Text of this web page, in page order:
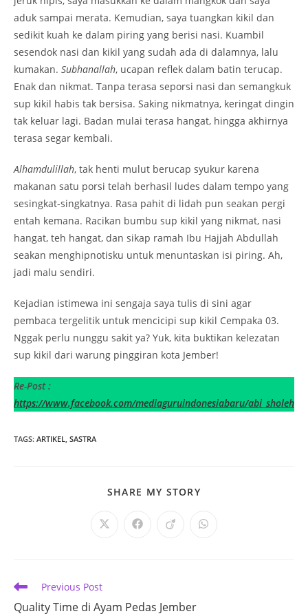
aduk sampai merata. Kemudian, saya tuangkan kikil dan
sedikit kuah ke dalam piring yang berisi nasi. Kuambil
sesendok nasi dan kikil yang sudah ada di dalamnya, lalu
kumakan. Subhanallah, ucapan reflek dalam batin terucap.
Enak dan nikmat. Tanpa terasa seporsi nasi dan semangkuk
sup kikil habis tak bersisa. Saking nikmatnya, keringat dingin
tak keluar lagi. Badan mulai terasa hangat, hingga akhirnya
terasa segar kembali.
Alhamdulillah, tak henti mulut berucap syukur karena
makanan satu porsi telah berhasil ludes dalam tempo yang
sesingkat-singkatnya. Rasa pahit di lidah pun seakan pergi
entah kemana. Racikan bumbu sup kikil yang nikmat, nasi
hangat, teh hangat, dan sikap ramah Ibu Hajjah Abdullah
seakan menghipnotisku untuk menuntaskan isi piring. Ah,
jadi malu sendiri.
Kejadian istimewa ini sengaja saya tulis di sini agar
pembaca tergelitik untuk mencicipi sup kikil Cempaka 03.
Nggak perlu nunggu sakit ya? Yuk, kita buktikan kelezatan
sup kikil dari warung pinggiran kota Jember!
Re-Post :
https://www.facebook.com/mediaguruindonesiabaru/abi_sholeh
TAGS: ARTIKEL, SASTRA
SHARE MY STORY
Opens Opens Opens Opens
Read
more
articles
Previous Post
Quality Time di Ayam Pedas Jember